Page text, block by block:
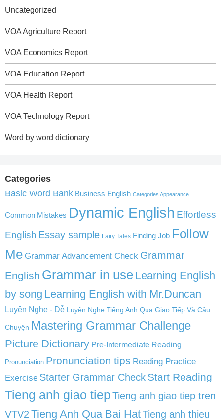
Uncategorized
VOA Agriculture Report
VOA Economics Report
VOA Education Report
VOA Health Report
VOA Technology Report
Word by word dictionary
Categories
Basic Word Bank Business English Categories Appearance
Common Mistakes Dynamic English Effortless
English Essay sample Fairy Tales Finding Job Follow
Me Grammar Advancement Check Grammar
English Grammar in use Learning English
by song Learning English with Mr.Duncan
Luyện Nghe - Dễ Luyện Nghe Tiếng Anh Qua Giao Tiếp Và Câu
Chuyện Mastering Grammar Challenge
Picture Dictionary Pre-Intermediate Reading
Pronunciation Pronunciation tips Reading Practice
Exercise Starter Grammar Check Start Reading
Tieng anh giao tiep Tieng anh giao tiep tren
VTV2 Tieng Anh Qua Bai HatTieng anh thieu